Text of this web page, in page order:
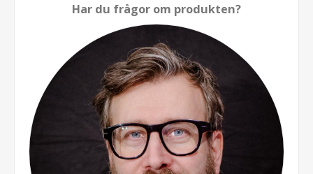
Har du frågor om produkten?